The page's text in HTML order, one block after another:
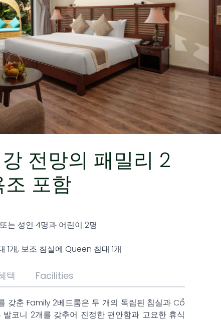
/
전망의 패밀리 2
조 포함
는 성인 4명과 어린이 2명
1개, 보조 침실에 Queen 침대 1개
택 Facilities
갖춘 Family 2베드룸은 두 개의 독립된 침실과 Cổ
코니 2개를 갖추어 진정한 편안함과 고요한 휴식